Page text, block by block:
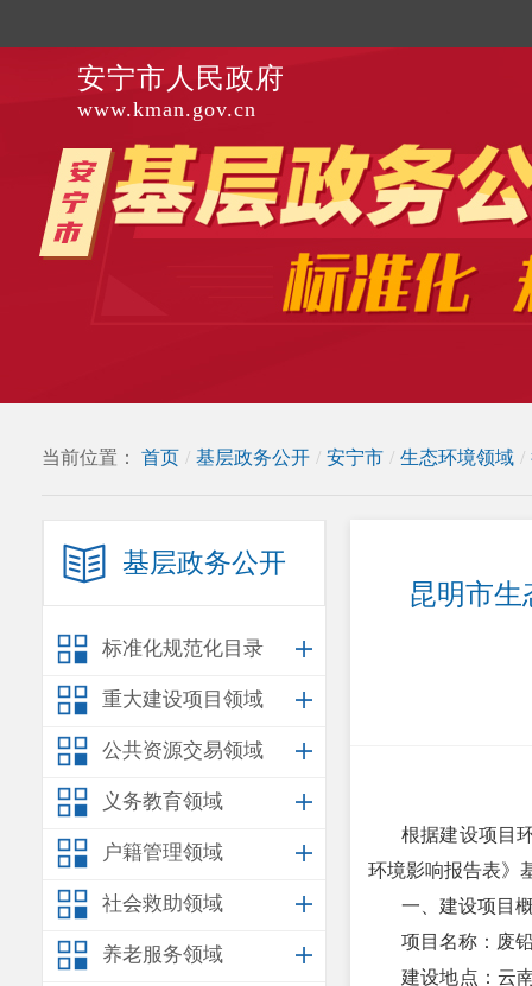
安宁市人民政府
www.kman.gov.cn
当前位置： 首页 / 基层政务公开 / 安宁市 / 生态环境领域 /
基层政务公开
标准化规范化目录
重大建设项目领域
公共资源交易领域
义务教育领域
户籍管理领域
社会救助领域
养老服务领域
昆明市
根据建设项目
环境影响报告表》
一、建设项目
项目名称：废
建设地点：云